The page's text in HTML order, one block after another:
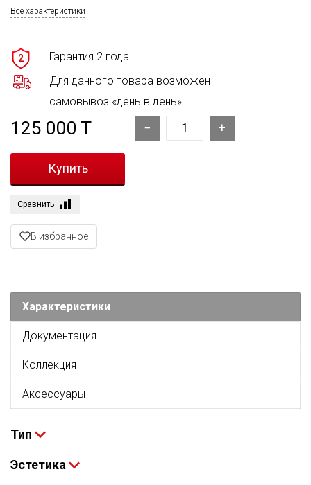
Все характеристики
2
Гарантия 2 года
Для данного товара возможен
самовывоз «день в день»
125 000 T
Сравнить
В избранное
Характеристики
Документация
Коллекция
Аксессуары
Тип
Эстетика